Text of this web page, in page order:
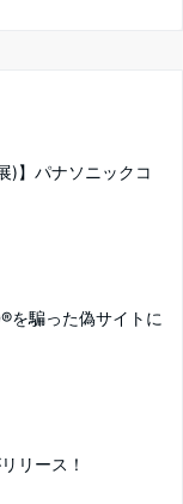
)】パナソニックコ
を騙った偽サイトに
リース！